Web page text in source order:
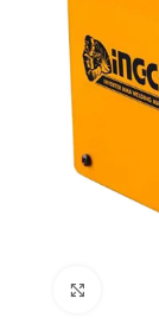
Click